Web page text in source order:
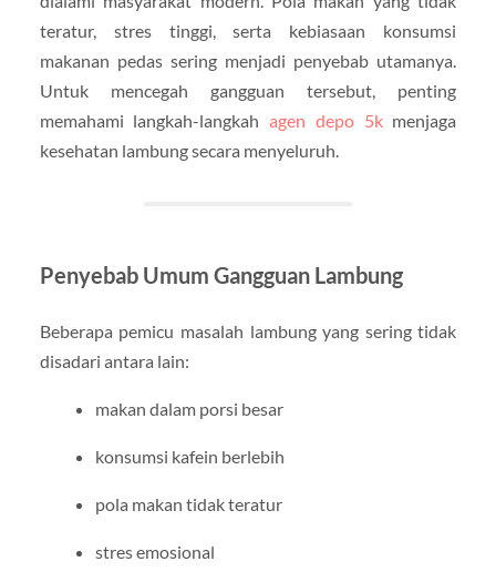
teratur, stres tinggi, serta kebiasaan konsumsi
makanan pedas sering menjadi penyebab utamanya.
Untuk mencegah gangguan tersebut, penting
memahami langkah-langkahagen depo 5kmenjaga
kesehatan lambung secara menyeluruh.
Penyebab Umum Gangguan Lambung
Beberapa pemicu masalah lambung yang sering tidak
disadari antara lain:
makan dalam porsi besar
konsumsi kafein berlebih
pola makan tidak teratur
stres emosional